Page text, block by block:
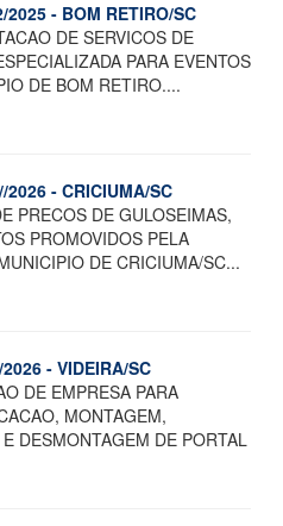
2025 - BOM RETIRO/SC
DE SERVICOS DE
PARA EVENTOS
DE BOM RETIRO....
2026 - CRICIUMA/SC
PRECOS DE GULOSEIMAS,
PROMOVIDOS PELA
DE CRICIUMA/SC...
- VIDEIRA/SC
DE EMPRESA PARA
MONTAGEM,
DESMONTAGEM DE PORTAL